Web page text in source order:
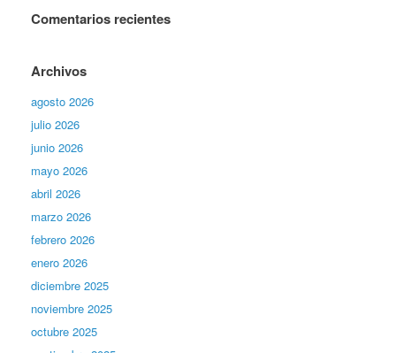
Comentarios recientes
Archivos
agosto 2026
julio 2026
junio 2026
mayo 2026
abril 2026
marzo 2026
febrero 2026
enero 2026
diciembre 2025
noviembre 2025
octubre 2025